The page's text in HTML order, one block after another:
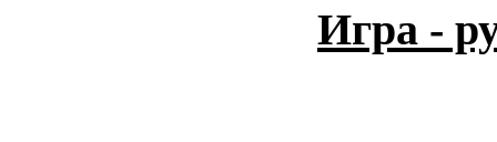
Игра -